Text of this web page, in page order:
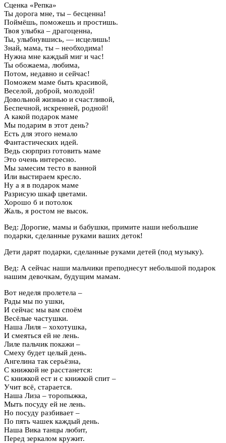
Сценка «Репка»
Ты дорога мне, ты – бесценна!
Поймёшь, поможешь и простишь.
Твоя улыбка – драгоценна,
Ты, улыбнувшись, — исцелишь!
Знай, мама, ты – необходима!
Нужна мне каждый миг и час!
Ты обожаема, любима,
Потом, недавно и сейчас!
Поможем маме быть красивой,
Веселой, доброй, молодой!
Довольной жизнью и счастливой,
Беспечной, искренней, родной!
А какой подарок маме
Мы подарим в этот день?
Есть для этого немало
Фантастических идей.
Ведь сюрприз готовить маме
Это очень интересно.
Мы замесим тесто в ванной
Или выстираем кресло.
Ну а я в подарок маме
Разрисую шкаф цветами.
Хорошо б и потолок
Жаль, я ростом не высок.
Вед: Дорогие, мамы и бабушки, примите наши небольшие
подарки, сделанные руками ваших деток!
Дети дарят подарки, сделанные руками детей (под музыку).
Вед: А сейчас наши мальчики преподнесут небольшой подарок
нашим девочкам, будущим мамам.
Вот неделя пролетела –
Рады мы по ушки,
И сейчас мы вам споём
Весёлые частушки.
Наша Лиля – хохотушка,
И смеяться ей не лень.
Лиле пальчик покажи –
Смеху будет целый день.
Ангелина так серьёзна,
С книжкой не расстанется:
С книжкой ест и с книжкой спит –
Учит всё, старается.
Наша Лиза – торопыжка,
Мыть посуду ей не лень.
Но посуду разбивает –
По пять чашек каждый день.
Наша Вика танцы любит,
Перед зеркалом кружит.